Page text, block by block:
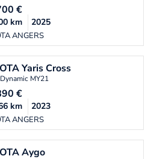
€
ANGERS
km 2025
Yaris Cross
MY21
€
ANGERS
km 2023
Aygo